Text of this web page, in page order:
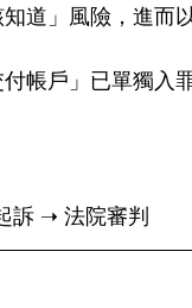
道」風險，進而
帳戶」已單獨入罪
訴 ➝ 法院審判